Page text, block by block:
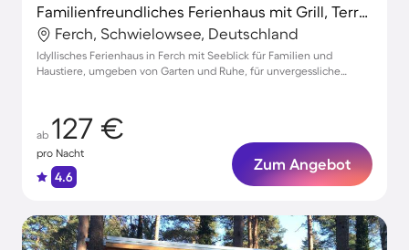
Familienfreundliches Ferienhaus mit Grill, Terrasse und Garten | Naturblick | Haustierfreundlich
Ferch, Schwielowsee, Deutschland
Idyllisches Ferienhaus in Ferch mit Seeblick für Familien und
Haustiere, umgeben von Garten und Ruhe, für unvergessliche
ab 127 €
pro Nacht
4.6
Zum Angebot